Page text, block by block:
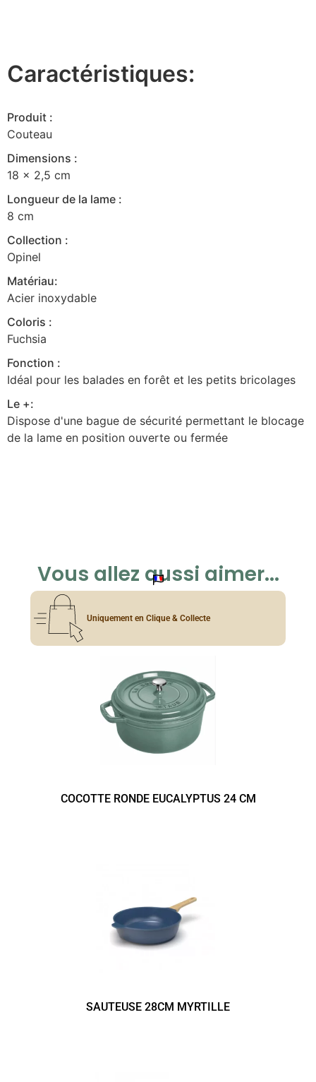
Caractéristiques:
Produit :
Couteau
Dimensions :
18 x 2,5 cm
Longueur de la lame :
8 cm
Collection :
Opinel
Matériau:
Acier inoxydable
Coloris :
Fuchsia
Fonction :
Idéal pour les balades en forêt et les petits bricolages
Le +:
Dispose d'une bague de sécurité permettant le blocage
de la lame en position ouverte ou fermée
Vous allez aussi aimer...
Uniquement en Clique & Collecte
COCOTTE RONDE EUCALYPTUS 24 CM
SAUTEUSE 28CM MYRTILLE